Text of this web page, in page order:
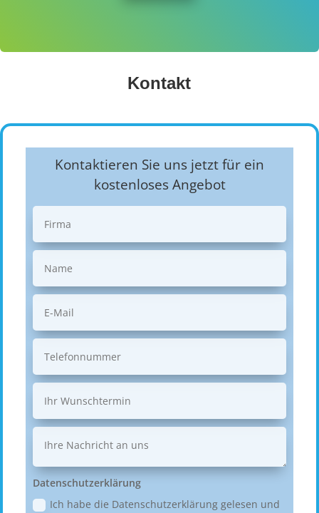
Kontakt
Kontaktieren Sie uns jetzt für ein
kostenloses Angebot
Datenschutzerklärung
Ich habe die Datenschutzerklärung gelesen und